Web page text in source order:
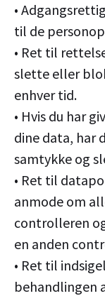
•
til de
• Ret til
slette eller
enhver tid.
• Hvis du har
dine data, har
samtykke og
• Ret til
anmode om
controlleren
en anden
• Ret til
behandlingen